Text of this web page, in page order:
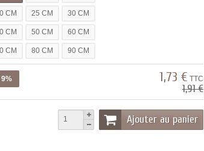
CM 25 CM 30 CM
CM 50 CM 60 CM
CM 80 CM 90 CM
1,73 € TTC
1,91 €
Ajouter au panier